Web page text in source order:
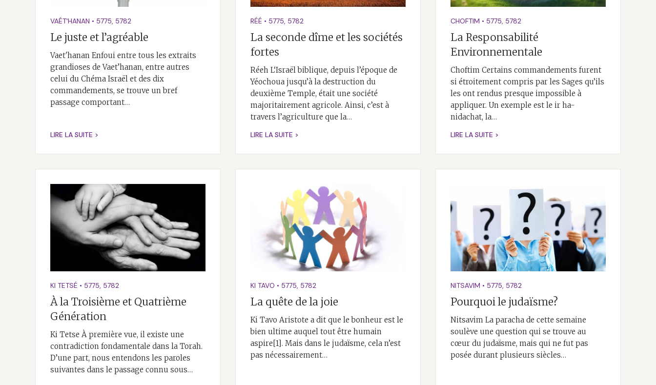
VAÉT'HANAN • 5775, 5782
Le juste et l’agréable
Vaet'hanan Enfoui entre tous les extraits
grandioses de Vaet’hanan, entre autres
celui du Chéma Israël et des dix
commandements, se trouve un bref
passage comportant…
LIRE LA SUITE >
RÉÉ • 5775, 5782
La seconde dîme et les sociétés
fortes
Réeh L‘Israël biblique, depuis l’époque de
Yéochoua jusqu’à la destruction du
deuxième Temple, était une société
majoritairement agricole. Ainsi, c’est à
travers l’agriculture que la…
LIRE LA SUITE >
CHOFTIM • 5775, 5782
La Responsabilité
Environnementale
Choftim Certains commandements furent
si étroitement compris par les Sages qu’ils
les ont rendus presque impossible à
appliquer. Un exemple est le ir ha-
nidachat, la…
LIRE LA SUITE >
KI TETSÉ • 5775, 5782
À la Troisième et Quatrième
Génération
Ki Tetse À première vue, il existe une
contradiction fondamentale dans la Torah.
D’une part, nous entendons les paroles
suivantes dans le passage connu sous…
KI TAVO • 5775, 5782
La quête de la joie
Ki Tavo Aristote a dit que le bonheur est le
bien ultime auquel tout être humain
aspire[1]. Mais dans le judaïsme, cela n’est
pas nécessairement…
NITSAVIM • 5775, 5782
Pourquoi le judaïsme?
Nitsavim La paracha de cette semaine
soulève une question qui se trouve au
cœur du judaïsme, mais qui ne fut pas
posée durant plusieurs siècles…